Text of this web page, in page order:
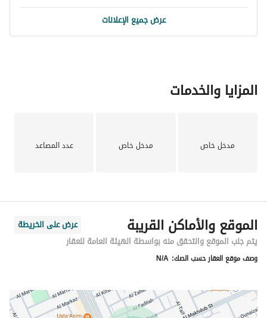
عرض جميع الإعلانات
المزايا والخدمات
مدخل خاص مدخل خاص عدد المصاعد
الموقع والأماكن القريبة
عرض على الخريطة
يتم جلب الموقع والتحقق منه بواسطة الهيئة العامة للعقار
وصف موقع العقار حسب الصك: N/A